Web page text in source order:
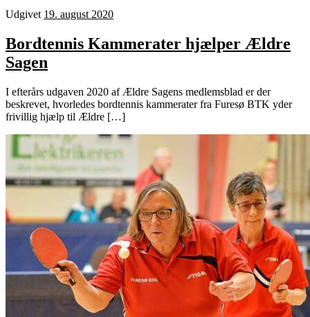
Udgivet 19. august 2020
Bordtennis Kammerater hjælper Ældre
Sagen
I efterårs udgaven 2020 af Ældre Sagens medlemsblad er der
beskrevet, hvorledes bordtennis kammerater fra Furesø BTK yder
frivillig hjælp til Ældre […]